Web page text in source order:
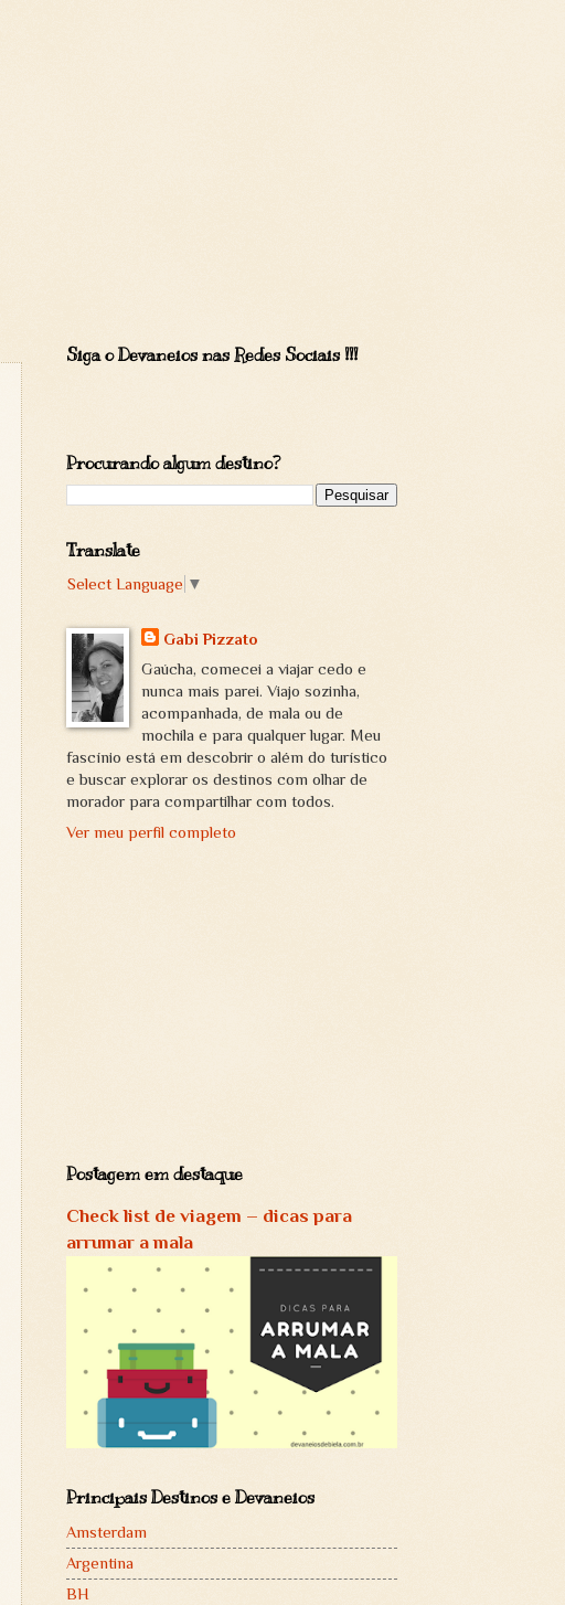
Siga o Devaneios nas Redes Sociais !!!
Procurando algum destino?
Translate
Select Language ▼
Gabi Pizzato
Gaúcha, comecei a viajar cedo e
nunca mais parei. Viajo sozinha,
acompanhada, de mala ou de
mochila e para qualquer lugar. Meu
fascínio está em descobrir o além do turístico
e buscar explorar os destinos com olhar de
morador para compartilhar com todos.
Ver meu perfil completo
Postagem em destaque
Check list de viagem – dicas para
arrumar a mala
Principais Destinos e Devaneios
Amsterdam
Argentina
BH